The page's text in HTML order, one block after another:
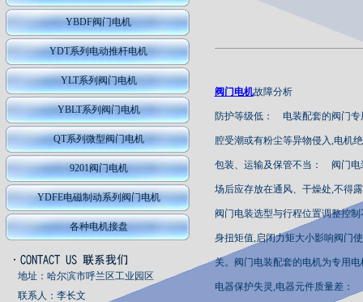
YBDF阀门电机
YDT系列电动推杆电机
YLT系列阀门电机
YBLT系列阀门电机
QT系列微型阀门电机
9201阀门电机
YDFE电磁制动系列阀门电机
各种电机接盘
地址：哈尔滨市呼兰区工业园区
联系人：李长文
阀门电机故障分析
防护等级低： 电装配套的阀门专
腔受潮或有粉尘等异物侵入,电机
包装、运输及保管不当： 阀门电
场后应存放在通风、干燥处,不得
阀门电装选型与行程位置调整控
身扭矩值,启闭力矩大小影响阀门
关。阀门电装配套的电机为专用电
电器保护失灵,电器元件质量差：